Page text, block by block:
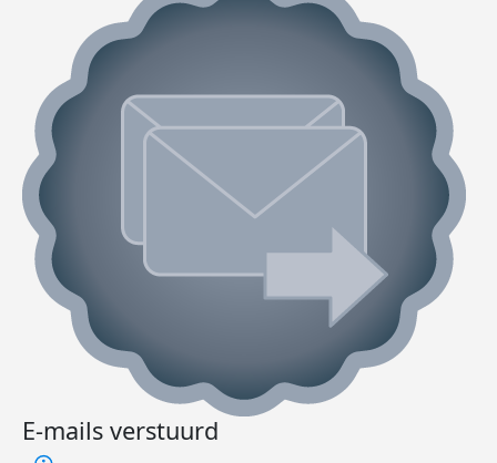
E-mails verstuurd